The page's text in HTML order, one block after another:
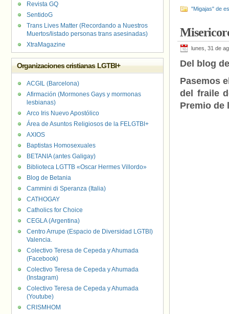
"Migajas" de
lunes, 31 de
Del blog
Pasemos
del fraile
Premio de
Revista GQ
SentidoG
Trans Lives Matter (Recordando a Nuestros
Muertos/listado personas trans asesinadas)
XtraMagazine
Organizaciones cristianas LGTBI+
ACGIL (Barcelona)
Afirmación (Mormones Gays y mormonas
lesbianas)
Arco Iris Nuevo Apostólico
Área de Asuntos Religiosos de la FELGTBI+
AXIOS
Baptistas Homosexuales
BETANIA (antes Galigay)
Biblioteca LGTTB «Oscar Hermes Villordo»
Blog de Betania
Cammini di Speranza (Italia)
CATHOGAY
Catholics for Choice
CEGLA (Argentina)
Centro Arrupe (Espacio de Diversidad LGTBI)
Valencia.
Colectivo Teresa de Cepeda y Ahumada
(Facebook)
Colectivo Teresa de Cepeda y Ahumada
(Instagram)
Colectivo Teresa de Cepeda y Ahumada
(Youtube)
CRISMHOM